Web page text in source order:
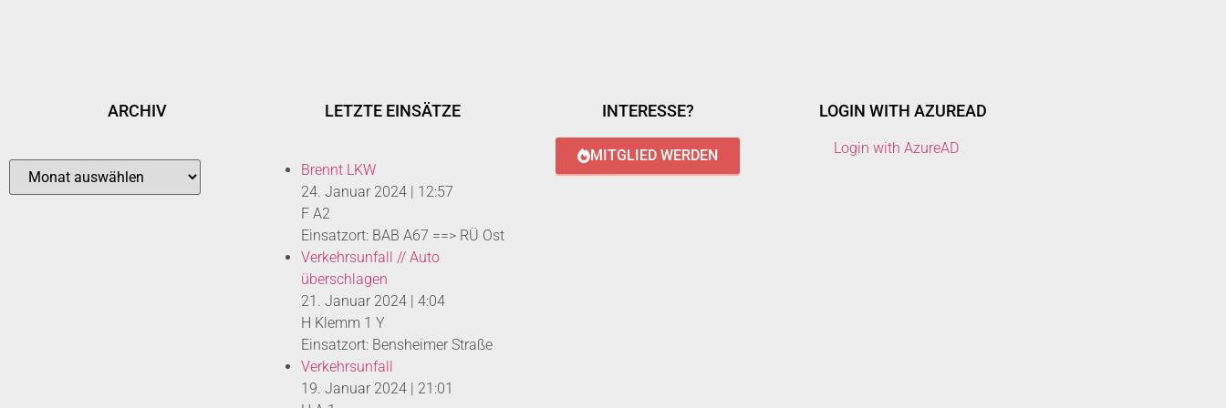
ARCHIV LETZTE EINSÄTZE
Brennt LKW
24. Januar 2024 | 12:57
F A2
Einsatzort: BAB A67 ==> RÜ Ost
Verkehrsunfall // Auto
überschlagen
21. Januar 2024 | 4:04
H Klemm 1 Y
Einsatzort: Bensheimer Straße
Verkehrsunfall
19. Januar 2024 | 21:01
INTERESSE?
MITGLIED WERDEN
LOGIN WITH AZUREAD
Login with AzureAD